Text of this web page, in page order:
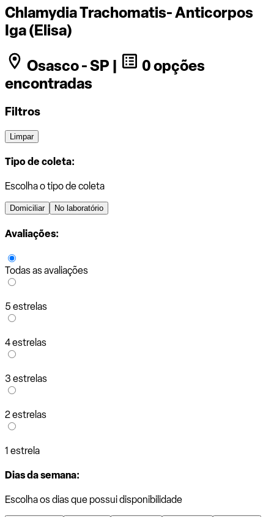
Chlamydia Trachomatis- Anticorpos
Iga (Elisa)
Osasco - SP |
0 opções
encontradas
Filtros
Limpar
Tipo de coleta:
Escolha o tipo de coleta
Domiciliar No laboratório
Avaliações:
Todas as avaliações
5 estrelas
4 estrelas
3 estrelas
2 estrelas
1 estrela
Dias da semana:
Escolha os dias que possui disponibilidade